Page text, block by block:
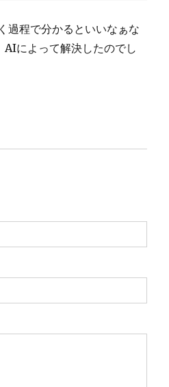
過程で分かるといいなぁな
AIによって解決したのでし